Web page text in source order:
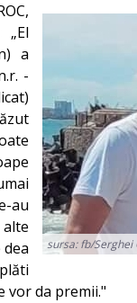
sursa: fb/Serghei
„El
a
-
vor da premii."